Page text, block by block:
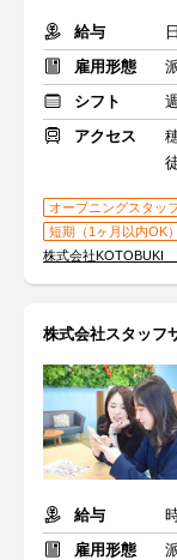
給与
雇用形態
シフト
アクセス
オープニングスタッ
短期（1ヶ月以内OK）
株式会社KOTOBUKI
株式会社スタッフ
給与
雇用形態